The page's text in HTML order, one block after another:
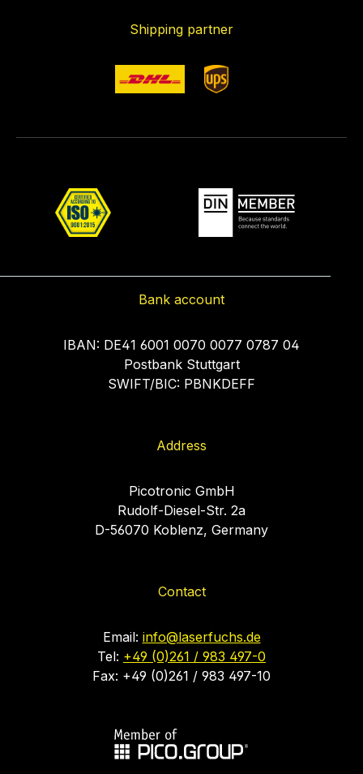
Shipping partner
Bank account
IBAN: DE41 6001 0070 0077 0787 04
Postbank Stuttgart
SWIFT/BIC: PBNKDEFF
Address
Picotronic GmbH
Rudolf-Diesel-Str. 2a
D-56070 Koblenz, Germany
Contact
Email: info@laserfuchs.de
Tel: +49 (0)261 / 983 497-0
Fax: +49 (0)261 / 983 497-10